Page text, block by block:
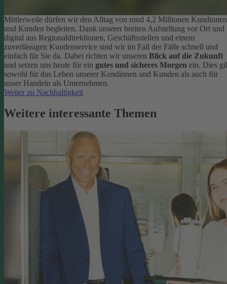
Mittlerweile dürfen wir den Alltag von rund 4,2 Millionen Kundinnen
und Kunden begleiten. Dank unserer breiten Aufstellung vor Ort und
digital aus Regionaldirektionen, Geschäftsstellen und einem
zuverlässigen Kundenservice sind wir im Fall der Fälle schnell und
einfach für Sie da. Dabei richten wir unseren Blick auf die Zukunft
und setzen uns heute für ein gutes und sicheres Morgen ein. Dies
sowohl für das Leben unserer Kundinnen und Kunden als auch für
unser Handeln als Unternehmen.
Weiter zu Nachhaltigkeit
Weitere interessante Themen